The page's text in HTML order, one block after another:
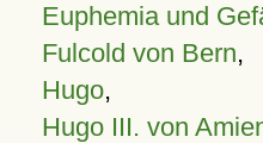
Euphemia und
Fulcold von Bern,
Hugo,
Hugo III. von